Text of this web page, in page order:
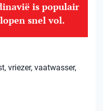
is populair
snel vol.
vriezer, vaatwasser,